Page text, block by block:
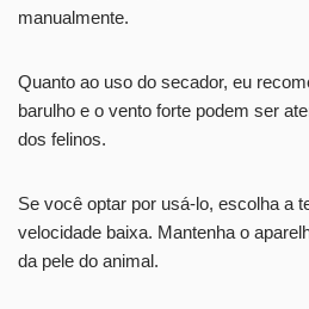
manualmente.
Quanto ao uso do secador, eu
barulho e o vento forte podem ser
dos felinos.
Se você optar por usá-lo, escolha a
velocidade baixa. Mantenha o
da pele do animal.